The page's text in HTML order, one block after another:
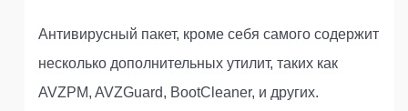
Антивирусный пакет, кроме себя самого содержит
несколько дополнительных утилит, таких как
AVZPM, AVZGuard, BootCleaner, и других.